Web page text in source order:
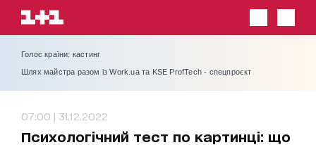
Голос країни: кастинг
Шлях майстра разом із Work.ua та KSE ProfTech - спецпроєкт
07:00 | 31.12.2022
Психологічний тест по картинці: що